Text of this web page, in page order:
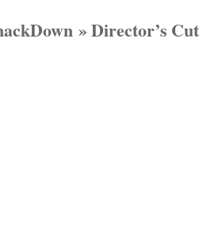
» Director’s Cut